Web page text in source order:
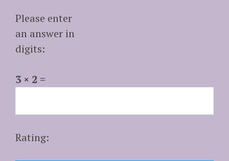
Please enter
an answer in
digits:
3 × 2 =
Rating: